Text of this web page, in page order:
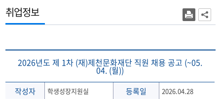
취업정보
2026년도 제 1차 (재)제천문화재단 직원 채용 공고 (~05.
04. (월))
작성자 학생성장지원실 등록일 2026.04.28